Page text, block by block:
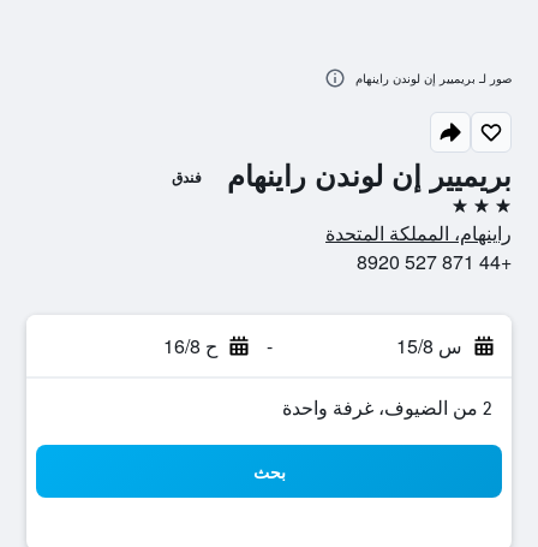
بريميير إن لوندن راينهام فندق
3 نجوم
راينهام، المملكة المتحدة
+44 871 527 8920
س 15/8 - ح 16/8
2 من الضيوف، غرفة واحدة
بحث
صور لـ بريميير إن لوندن راينهام